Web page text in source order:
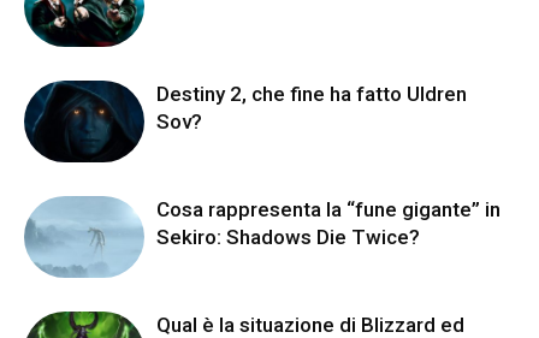
Destiny 2, che fine ha fatto Uldren
Sov?
Cosa rappresenta la “fune gigante” in
Sekiro: Shadows Die Twice?
Qual è la situazione di Blizzard ed